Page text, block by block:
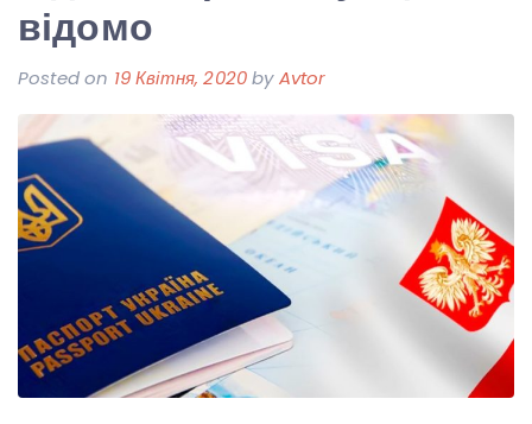
відомо
Posted on 19 Квітня, 2020byAvtor